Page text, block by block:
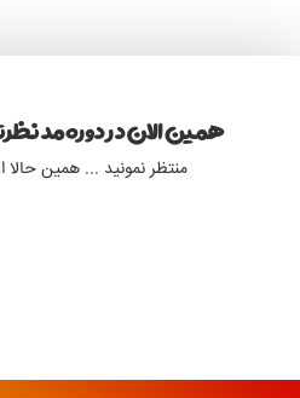
همین الان در دوره مد
منتظر نمونید ... همین حالا